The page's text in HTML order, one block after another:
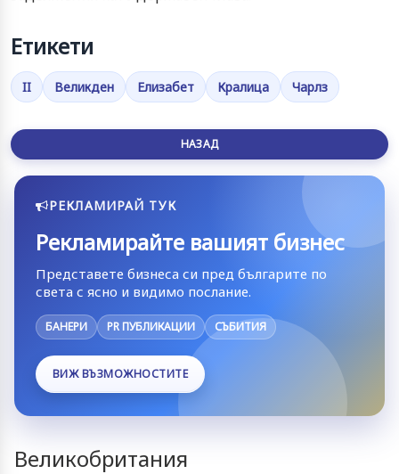
Етикети
II Великден Елизабет Кралица Чарлз
НАЗАД
РЕКЛАМИРАЙ ТУК
Рекламирайте вашият бизнес
Представете бизнеса си пред българите по
света с ясно и видимо послание.
БАНЕРИ PR ПУБЛИКАЦИИ СЪБИТИЯ
ВИЖ ВЪЗМОЖНОСТИТЕ
Великобритания